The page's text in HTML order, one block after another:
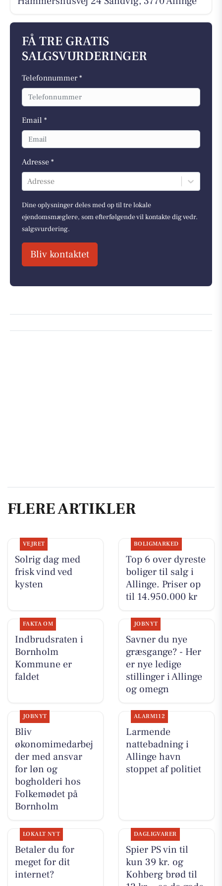
FÅ TRE GRATIS
SALGSVURDERINGER
Telefonnummer *
Email *
Adresse *
Adresse
Dine oplysninger deles med op til tre lokale
ejendomsmæglere, som efterfølgende vil kontakte dig vedr.
salgsvurdering.
Bliv kontaktet
FLERE ARTIKLER
VEJRET
Solrig dag med
frisk vind ved
kysten
BOLIGMARKED
Top 6 over dyreste
boliger til salg i
Allinge. Priser op
til 14.950.000 kr
FAKTA OM
Indbrudsraten i
Bornholm
Kommune er
faldet
JOBNYT
Savner du nye
græsgange? - Her
er nye ledige
stillinger i Allinge
og omegn
JOBNYT
Bliv
økonomimedarbej
der med ansvar
for løn og
bogholderi hos
Folkemødet på
Bornholm
ALARM112
Larmende
nattebadning i
Allinge havn
stoppet af politiet
LOKALT NYT
Betaler du for
meget for dit
internet?
DAGLIGVARER
Spier PS vin til
kun 39 kr. og
Kohberg brød til